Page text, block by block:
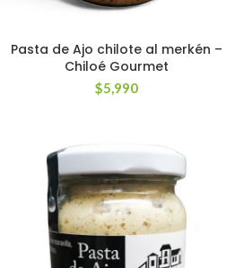
Pasta de Ajo chilote al merkén –
Chiloé Gourmet
$5,990